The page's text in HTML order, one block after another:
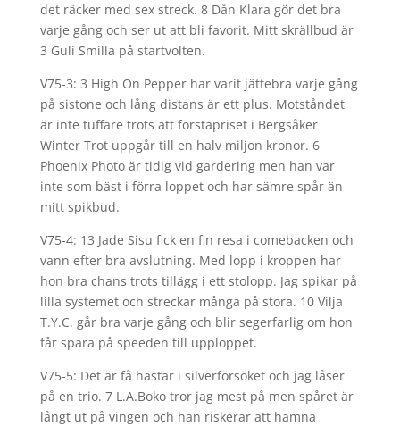
det räcker med sex streck. 8 Dån Klara gör det bra
varje gång och ser ut att bli favorit. Mitt skrällbud är
3 Guli Smilla på startvolten.
V75-3: 3 High On Pepper har varit jättebra varje gång
på sistone och lång distans är ett plus. Motståndet
är inte tuffare trots att förstapriset i Bergsåker
Winter Trot uppgår till en halv miljon kronor. 6
Phoenix Photo är tidig vid gardering men han var
inte som bäst i förra loppet och har sämre spår än
mitt spikbud.
V75-4: 13 Jade Sisu fick en fin resa i comebacken och
vann efter bra avslutning. Med lopp i kroppen har
hon bra chans trots tillägg i ett stolopp. Jag spikar på
lilla systemet och streckar många på stora. 10 Vilja
T.Y.C. går bra varje gång och blir segerfarlig om hon
får spara på speeden till upploppet.
V75-5: Det är få hästar i silverförsöket och jag låser
på en trio. 7 L.A.Boko tror jag mest på men spåret är
långt ut på vingen och han riskerar att hamna